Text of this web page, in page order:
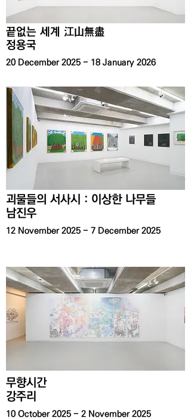
끝없는 세계 江山無盡
정용국
20 December 2025 - 18 January 2026
괴물들의 서사시 : 이상한 나무들
남진우
12 November 2025 - 7 December 2025
무향시간
강주리
10 October 2025 - 2 November 2025